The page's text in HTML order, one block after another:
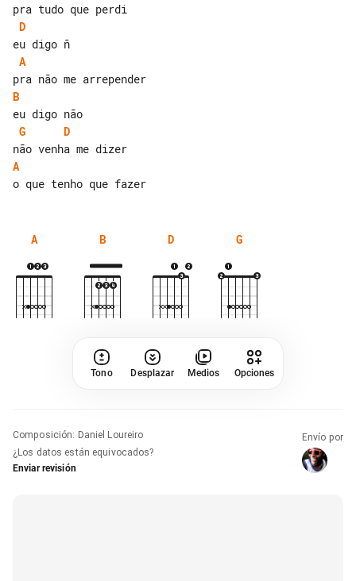
D
A
B
G
D
A
A B D G
Tono Desplazar Medios Opciones
Composición: Daniel Loureiro
¿Los datos están equivocados?
Enviar revisión
Envío por